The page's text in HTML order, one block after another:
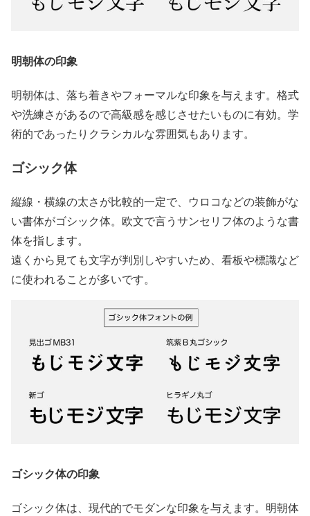
明朝体の印象
明朝体は、落ち着きやフォーマルな印象を与えます。格式
や洗練さがあるので高級感を感じさせたいものに有効。学
術的であったりクラシカルな雰囲気もあります。
ゴシック体
縦線・横線の太さが比較的一定で、ウロコなどの装飾がな
い書体がゴシック体。欧文で言うサンセリフ体のような書
体を指します。
遠くから見ても文字が判別しやすいため、看板や標識など
に使われることが多いです。
ゴシック体の印象
ゴシック体は、現代的でモダンな印象を与えます。明朝体